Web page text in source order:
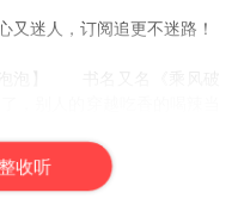
又迷人，订阅追更不迷路！
，别人的穿越吃香的喝辣当
她喊打喊杀，先是一杯毒
不想死呀！ 她要拼命洗白
收听